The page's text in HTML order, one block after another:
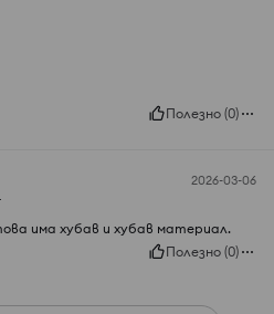
Полезно (0)
2026-03-06
има хубав и хубав материал.
Полезно (0)